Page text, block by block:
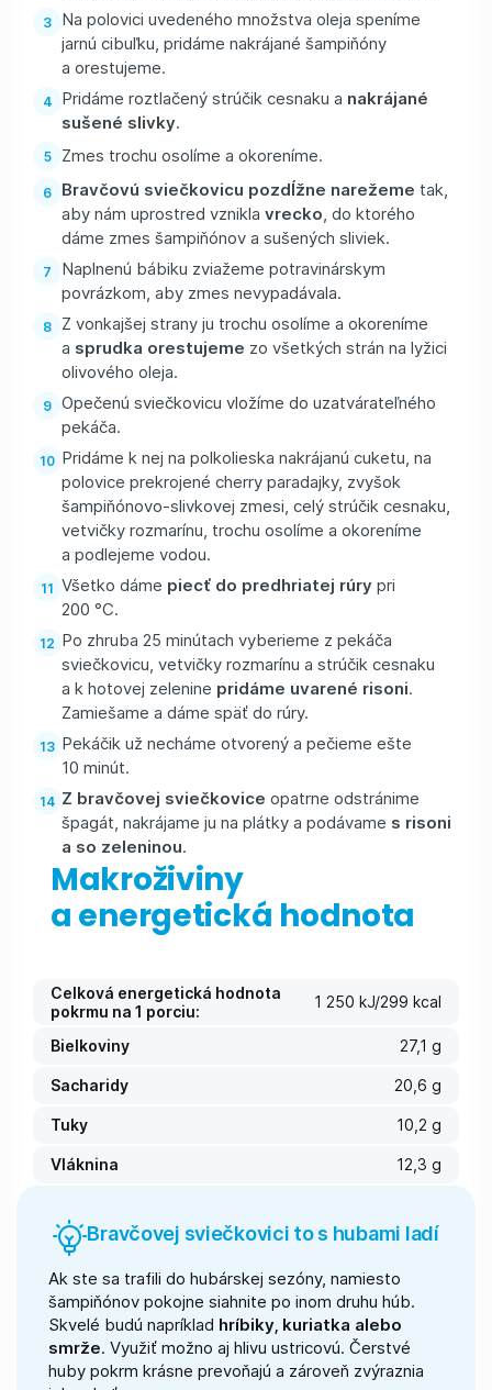
Na polovici uvedeného množstva oleja speníme
jarnú cibuľku, pridáme nakrájané šampiňóny
a orestujeme.
Pridáme roztlačený strúčik cesnaku a nakrájané
sušené slivky.
Zmes trochu osolíme a okoreníme.
Bravčovú sviečkovicu pozdĺžne narežeme tak,
aby nám uprostred vznikla vrecko , do ktorého
dáme zmes šampiňónov a sušených sliviek.
Naplnenú bábiku zviažeme potravinárskym
povrázkom, aby zmes nevypadávala.
Z vonkajšej strany ju trochu osolíme a okoreníme
a sprudka orestujeme zo všetkých strán na lyžici
olivového oleja.
Opečenú sviečkovicu vložíme do uzatvárateľného
pekáča.
Pridáme k nej na polkolieska nakrájanú cuketu, na
polovice prekrojené cherry paradajky, zvyšok
šampiňónovo-slivkovej zmesi, celý strúčik cesnaku,
vetvičky rozmarínu, trochu osolíme a okoreníme
a podlejeme vodou.
Všetko dáme piecť do predhriatej rúry pri
200 °C.
Po zhruba 25 minútach vyberieme z pekáča
sviečkovicu, vetvičky rozmarínu a strúčik cesnaku
a k hotovej zelenine pridáme uvarené risoni.
Zamiešame a dáme späť do rúry.
Pekáčik už necháme otvorený a pečieme ešte
10 minút.
Z bravčovej sviečkovice opatrne odstránime
špagát, nakrájame ju na plátky a podávame s risoni
a so zeleninou.
Makroživiny
a energetická hodnota
Celková energetická hodnota
pokrmu na 1 porciu:
1 250 kJ/299 kcal
Bielkoviny
27,1 g
Sacharidy
20,6 g
Tuky
10,2 g
Vláknina
12,3 g
Bravčovej sviečkovici to s hubami ladí
Ak ste sa trafili do hubárskej sezóny, namiesto
šampiňónov pokojne siahnite po inom druhu húb.
Skvelé budú napríklad hríbiky, kuriatka alebo
smrže. Využiť možno aj hlivu ustricovú. Čerstvé
huby pokrm krásne prevoňajú a zároveň zvýraznia